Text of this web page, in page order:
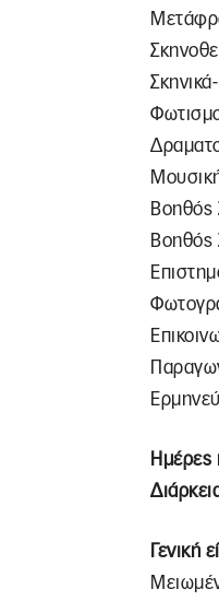
Βοηθός
Βοηθός
Ημέρες
Γενική